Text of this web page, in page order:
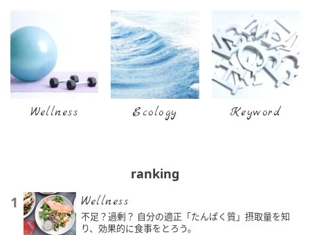
Wellness Ecology Keyword
ranking
1 Wellness
不足？過剰？ 自分の適正「たんぱく質」摂取量を知
り、効果的に食事をとろう。